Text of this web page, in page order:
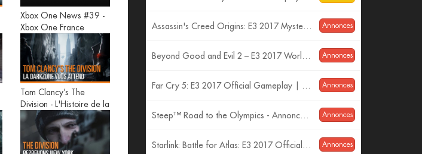
Xbox One News #39 -
Xbox One France
Tom Clancy’s The
Division - L'Histoire de la
Darkzone
Annonces
Annonces
Annonces
Annonces
Annonces